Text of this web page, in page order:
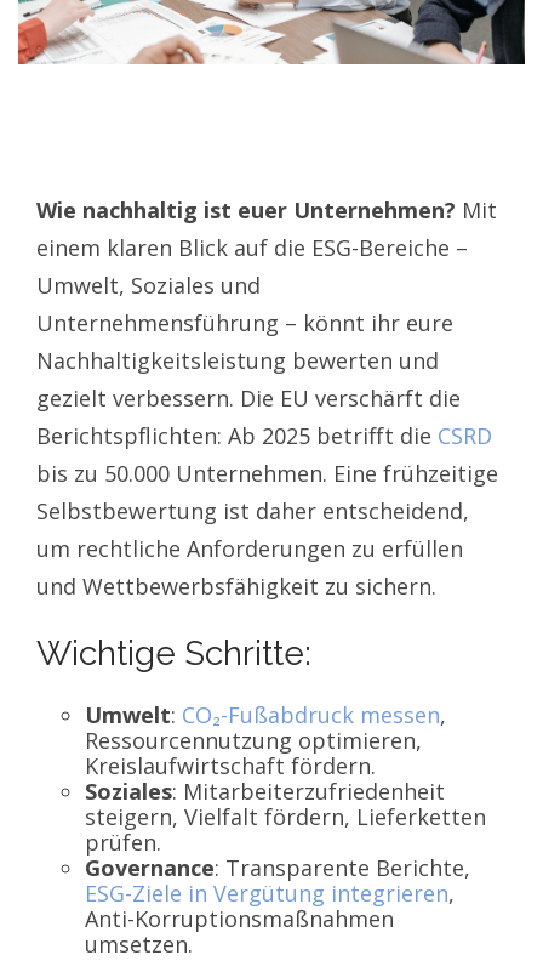
Wie nachhaltig ist euer Unternehmen? Mit
einem klaren Blick auf die ESG-Bereiche –
Umwelt, Soziales und
Unternehmensführung – könnt ihr eure
Nachhaltigkeitsleistung bewerten und
gezielt verbessern. Die EU verschärft die
Berichtspflichten: Ab 2025 betrifft die CSRD
bis zu 50.000 Unternehmen. Eine frühzeitige
Selbstbewertung ist daher entscheidend,
um rechtliche Anforderungen zu erfüllen
und Wettbewerbsfähigkeit zu sichern.
Wichtige Schritte:
Umwelt: CO₂-Fußabdruck messen,
Ressourcennutzung optimieren,
Kreislaufwirtschaft fördern.
Soziales: Mitarbeiterzufriedenheit
steigern, Vielfalt fördern, Lieferketten
prüfen.
Governance: Transparente Berichte,
ESG-Ziele in Vergütung integrieren,
Anti-Korruptionsmaßnahmen
umsetzen.